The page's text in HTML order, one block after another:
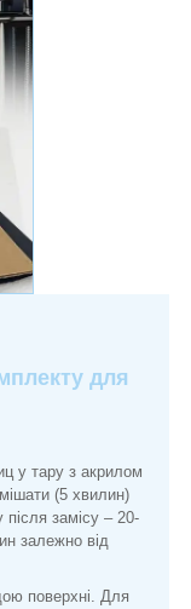
для
у тару з акрилом
(5 хвилин)
після замісу – 20-
залежно від
поверхні. Для